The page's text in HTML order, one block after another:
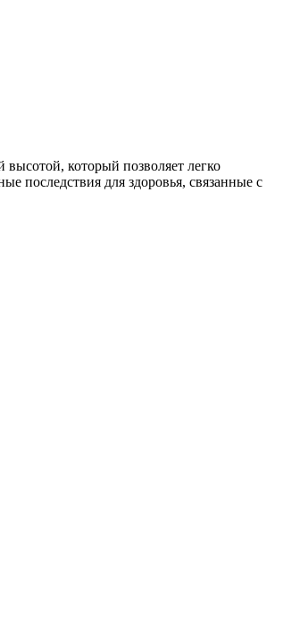
который позволяет легко
последствия для здоровья, связанные с